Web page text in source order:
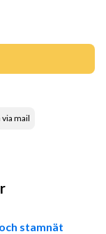
via mail
stamnät